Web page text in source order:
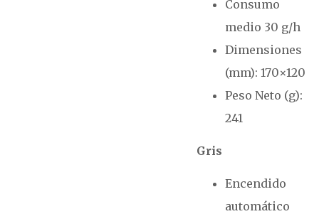
Consumo
medio 30 g/h
Dimensiones
(mm): 170×120
Peso Neto (g):
241
Gris
Encendido
automático